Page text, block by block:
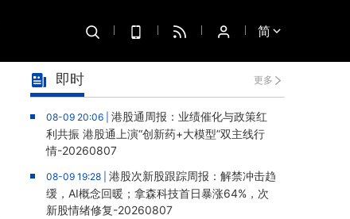
简
即时 更多
08-09 20:06 | 港股通周报：业绩催化与政策红
利共振 港股通上演“创新药+大模型”双主线行
情-20260807
08-09 19:28 | 港股次新股跟踪周报：解禁冲击趋
缓，AI概念回暖；拿森科技首日暴涨64%，次
新股情绪修复-20260807